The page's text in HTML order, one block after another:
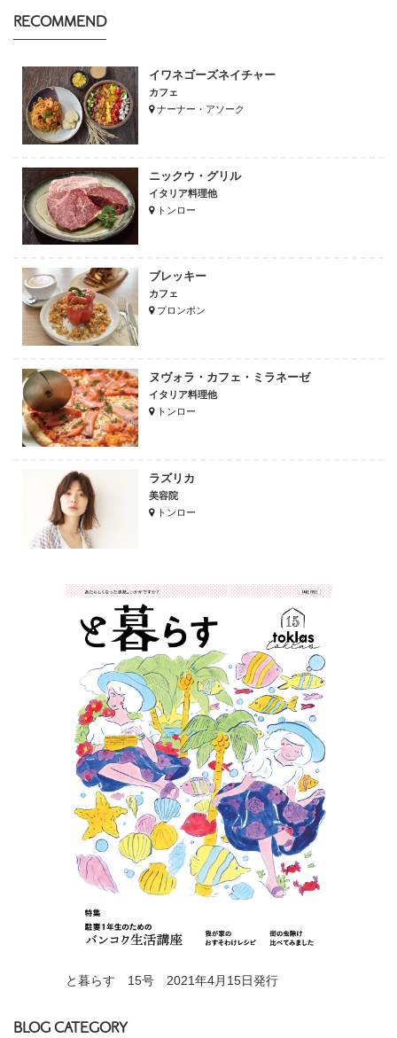
RECOMMEND
イワネゴーズネイチャー
カフェ
ナーナー・アソーク
ニックウ・グリル
イタリア料理他
トンロー
ブレッキー
カフェ
プロンポン
ヌヴォラ・カフェ・ミラネーゼ
イタリア料理他
トンロー
ラズリカ
美容院
トンロー
と暮らす 15号 2021年4月15日発行
BLOG CATEGORY